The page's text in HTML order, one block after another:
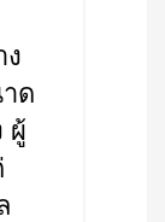
ง
ด
ผู้